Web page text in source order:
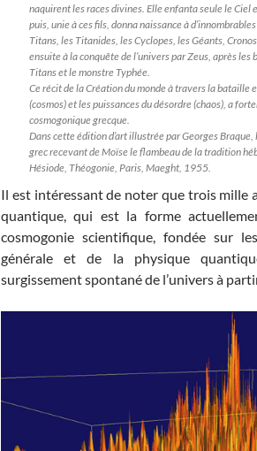
naquirent les races divines. Elle enfanta seule le Ciel
puis, unie à ces fils, donna naissance à
Titans, les Titanides, les Cyclopes, les Géants,
ensuite à la conquête de l’univers par Zeus, après
Titans et le monstre Typhée.
Ce récit de la Création du monde à travers la bataille
(cosmos) et les puissances du désordre (chaos), a
cosmogonique grecque.
Dans cette édition d’art illustrée par Georges
grec recevant de Moïse le flambeau de la tradition
Hésiode, Théogonie, Paris, Maeght, 1955.
Il est intéressant de noter que trois mille
quantique, qui est la forme
cosmogonie scientifique, fondée sur
générale et de la physique
surgissement spontané de l’univers à